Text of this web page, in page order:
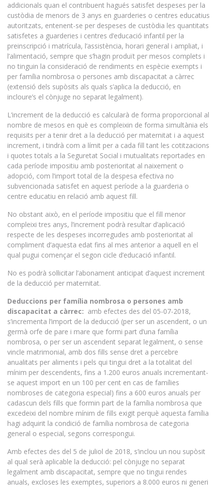
addicionals quan el contribuent hagués satisfet despeses per la
custòdia de menors de 3 anys en guarderies o centres educatius
autoritzats, entenent-se per despeses de custòdia les quantitats
satisfetes a guarderies i centres d’educació infantil per la
preinscripció i matrícula, l’assistència, horari general i ampliat, i
l’alimentació, sempre que s’hagin produït per mesos complets i
no tinguin la consideració de rendiments en espècie exempts i
per família nombrosa o persones amb discapacitat a càrrec
(extensió dels supòsits als quals s’aplica la deducció, en
incloure’s el cònjuge no separat legalment).
L’increment de la deducció es calcularà de forma proporcional al
nombre de mesos en què es compleixin de forma simultània els
requisits per a tenir dret a la deducció per maternitat i a aquest
increment, i tindrà com a límit per a cada fill tant les cotitzacions
i quotes totals a la Seguretat Social i mutualitats reportades en
cada període impositiu amb posterioritat al naixement o
adopció, com l’import total de la despesa efectiva no
subvencionada satisfet en aquest període a la guarderia o
centre educatiu en relació amb aquest fill.
No obstant això, en el període impositiu que el fill menor
compleixi tres anys, l’increment podrà resultar d’aplicació
respecte de les despeses incorregudes amb posterioritat al
compliment d’aquesta edat fins al mes anterior a aquell en el
qual pugui començar el segon cicle d’educació infantil.
No es podrà sol·licitar l’abonament anticipat d’aquest increment
de la deducció per maternitat.
Deduccions per família nombrosa o persones amb
discapacitat a càrrec: amb efectes des del 05-07-2018,
s’incrementa l’import de la deducció (per ser un ascendent, o un
germà orfe de pare i mare que formi part d’una família
nombrosa, o per ser un ascendent separat legalment, o sense
vincle matrimonial, amb dos fills sense dret a percebre
anualitats per aliments i pels qui tingui dret a la totalitat del
mínim per descendents, fins a 1.200 euros anuals incrementant-
se aquest import en un 100 per cent en cas de famílies
nombroses de categoria especial) fins a 600 euros anuals per
cadascun dels fills que formin part de la família nombrosa que
excedeixi del nombre mínim de fills exigit perquè aquesta família
hagi adquirit la condició de família nombrosa de categoria
general o especial, segons correspongui.
Amb efectes des del 5 de juliol de 2018, s’inclou un nou supòsit
al qual serà aplicable la deducció: pel cònjuge no separat
legalment amb discapacitat, sempre que no tingui rendes
anuals, excloses les exemptes, superiors a 8.000 euros ni generi